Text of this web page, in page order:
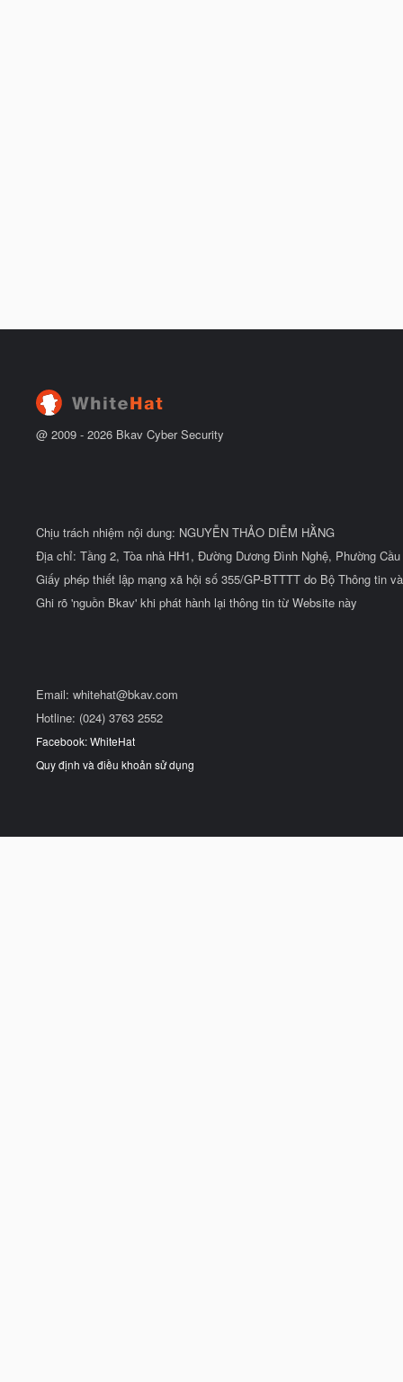
@ 2009 - 2026 Bkav Cyber Security
Chịu trách nhiệm nội dung: NGUYỄN THẢO DIỄM HẰNG
Địa chỉ: Tầng 2, Tòa nhà HH1, Đường Dương Đình Nghệ, Phường
Giấy phép thiết lập mạng xã hội số 355/GP-BTTTT do Bộ Thông tin
Ghi rõ 'nguồn Bkav' khi phát hành lại thông tin từ Website này
Email: whitehat@bkav.com
Hotline: (024) 3763 2552
Facebook: WhiteHat
Quy định và điều khoản sử dụng